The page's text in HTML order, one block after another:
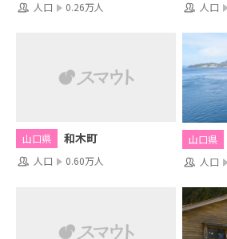
人口 0.26万人 人口
山口県 和木町
人口 0.60万人
山口県
人口